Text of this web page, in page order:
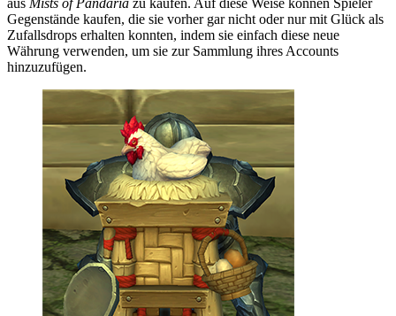
Gegenstände kaufen, die sie vorher gar nicht oder nur mit Glück als
Zufallsdrops erhalten konnten, indem sie einfach diese neue
Währung verwenden, um sie zur Sammlung ihres Accounts
hinzuzufügen.